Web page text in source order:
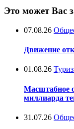
Это может Вас
07.08.26
Движение
01.08.26
Масштабное
миллиарда
31.07.26